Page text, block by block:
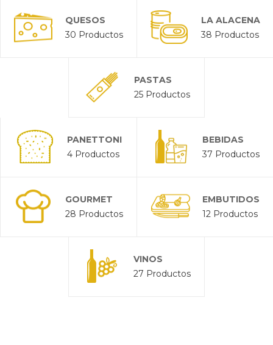
QUESOS
30 Productos
LA ALACENA
38 Productos
PASTAS
25 Productos
PANETTONI
4 Productos
BEBIDAS
37 Productos
GOURMET
28 Productos
EMBUTIDOS
12 Productos
VINOS
27 Productos